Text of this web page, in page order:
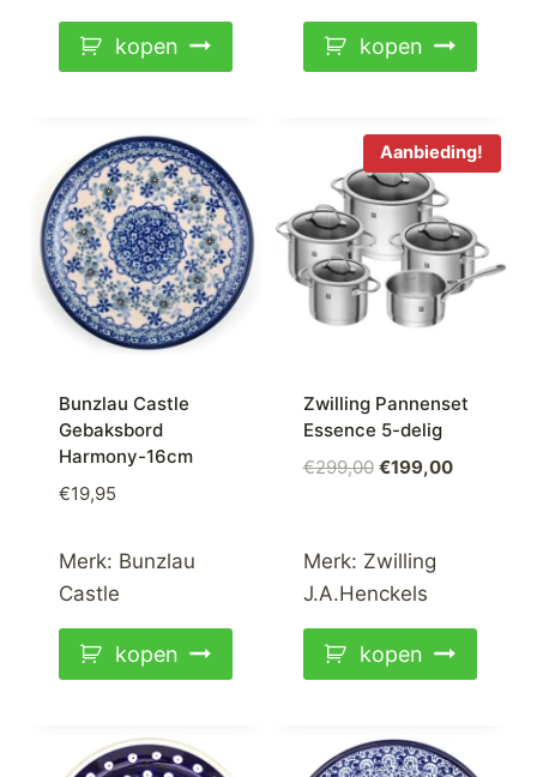
kopen kopen
Bunzlau Castle
Gebaksbord
Harmony-16cm
€19,95
Merk: Bunzlau
Castle
kopen
Aanbieding!
Zwilling Pannenset
Essence 5-delig
€299,00 Oorspronkelijke
€299,00.
€199,00Huidige
Merk: Zwilling
J.A.Henckels
kopen